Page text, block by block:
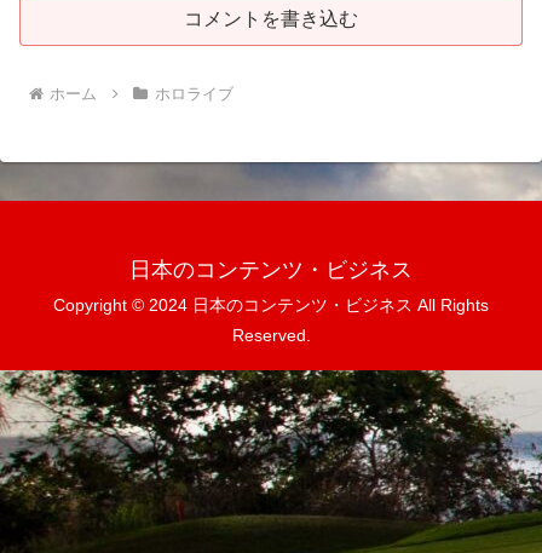
コメントを書き込む
ホーム ホロライブ
日本のコンテンツ・ビジネス
Copyright © 2024 日本のコンテンツ・ビジネス All Rights
Reserved.